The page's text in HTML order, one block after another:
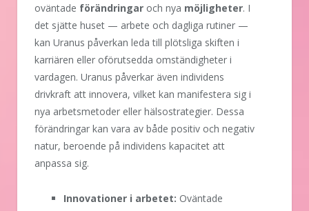
oväntade förändringar och nya möjligheter. I
det sjätte huset — arbete och dagliga rutiner —
kan Uranus påverkan leda till plötsliga skiften i
karriären eller oförutsedda omständigheter i
vardagen. Uranus påverkar även individens
drivkraft att innovera, vilket kan manifestera sig i
nya arbetsmetoder eller hälsostrategier. Dessa
förändringar kan vara av både positiv och negativ
natur, beroende på individens kapacitet att
anpassa sig.
Innovationer i arbetet: Oväntade